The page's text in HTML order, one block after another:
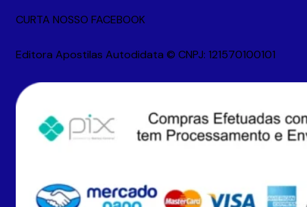
CURTA NOSSO FACEBOOK
Editora Apostilas Autodidata © CNPJ: 121570100101